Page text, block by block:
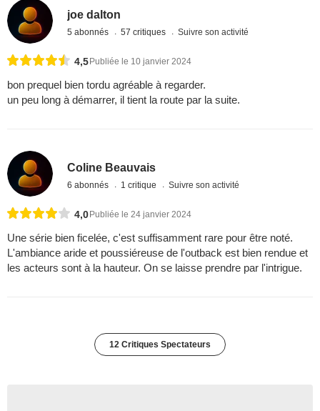
joe dalton
5 abonnés 57 critiques Suivre son activité
4,5 Publiée le 10 janvier 2024
bon prequel bien tordu agréable à regarder.
un peu long à démarrer, il tient la route par la suite.
Coline Beauvais
6 abonnés 1 critique Suivre son activité
4,0 Publiée le 24 janvier 2024
Une série bien ficelée, c'est suffisamment rare pour être noté.
L'ambiance aride et poussiéreuse de l'outback est bien rendue et
les acteurs sont à la hauteur. On se laisse prendre par l'intrigue.
12 Critiques Spectateurs